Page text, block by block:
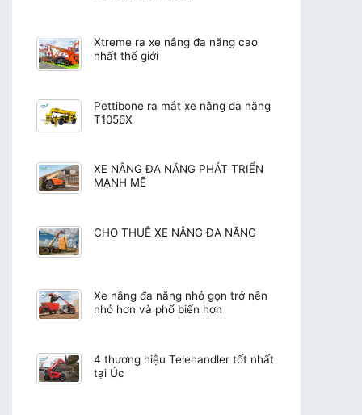
Xtreme ra xe nâng đa năng cao
nhất thế giới
Pettibone ra mắt xe nâng đa năng
T1056X
XE NÂNG ĐA NĂNG PHÁT TRIỂN
MẠNH MẼ
CHO THUÊ XE NÂNG ĐA NĂNG
Xe nâng đa năng nhỏ gọn trở nên
nhỏ hơn và phổ biến hơn
4 thương hiệu Telehandler tốt nhất
tại Úc